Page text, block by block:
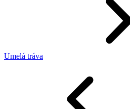
Umelá tráva